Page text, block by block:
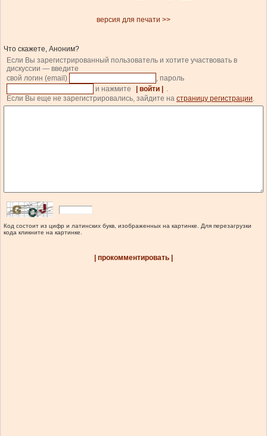
версия для печати >>
Что скажете, Аноним?
Если Вы зарегистрированный пользователь и хотите участвовать в
дискуссии — введите
свой логин (email)
, пароль
и нажмите
| войти |
.
Если Вы еще не зарегистрировались, зайдите на страницу регистрации.
Код состоит из цифр и латинских букв, изображенных на картинке. Для перезагрузки
кода кликните на картинке.
| прокомментировать |